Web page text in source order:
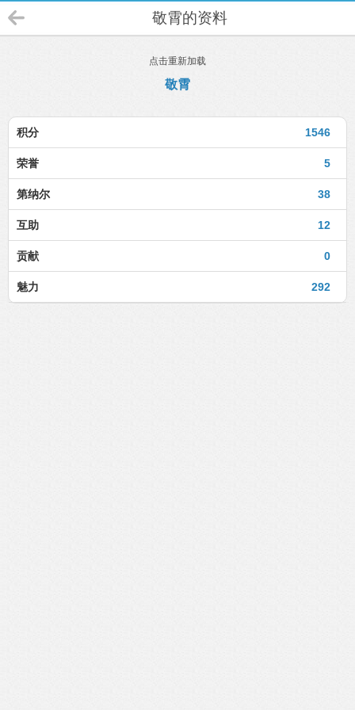
敬霄的资料
点击重新加载
敬霄
1546
积分
5
荣誉
38
第纳尔
12
互助
0
贡献
292
魅力